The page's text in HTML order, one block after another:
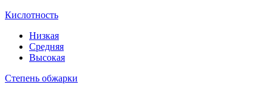
Кислотность
Низкая
Средняя
Высокая
Степень обжарки